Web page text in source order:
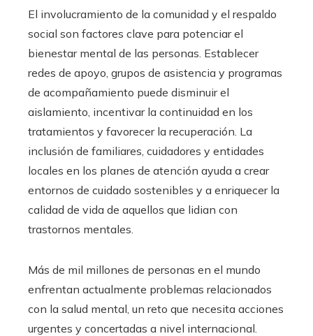
El involucramiento de la comunidad y el respaldo
social son factores clave para potenciar el
bienestar mental de las personas. Establecer
redes de apoyo, grupos de asistencia y programas
de acompañamiento puede disminuir el
aislamiento, incentivar la continuidad en los
tratamientos y favorecer la recuperación. La
inclusión de familiares, cuidadores y entidades
locales en los planes de atención ayuda a crear
entornos de cuidado sostenibles y a enriquecer la
calidad de vida de aquellos que lidian con
trastornos mentales.
Más de mil millones de personas en el mundo
enfrentan actualmente problemas relacionados
con la salud mental, un reto que necesita acciones
urgentes y concertadas a nivel internacional.